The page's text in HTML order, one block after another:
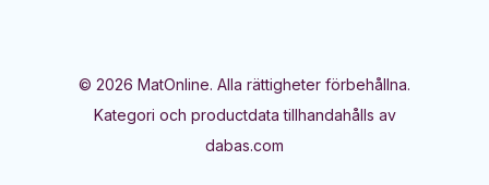
© 2026 MatOnline. Alla rättigheter förbehållna.
Kategori och productdata tillhandahålls av
dabas.com